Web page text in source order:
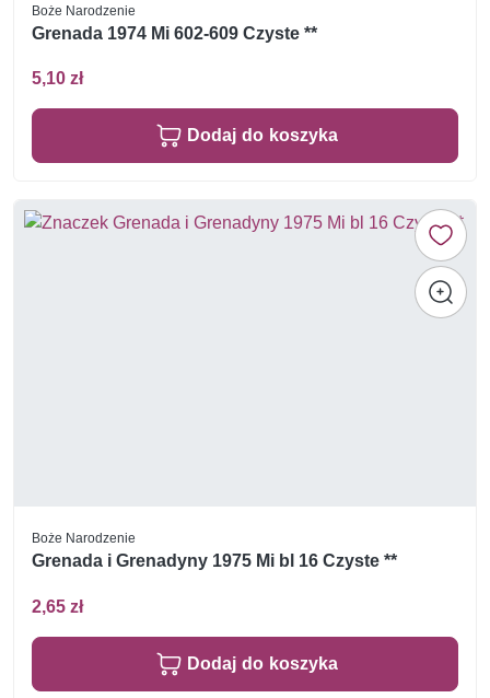
Boże Narodzenie
Grenada 1974 Mi 602-609 Czyste **
5,10 zł
Dodaj do koszyka
Boże Narodzenie
Grenada i Grenadyny 1975 Mi bl 16 Czyste **
2,65 zł
Dodaj do koszyka